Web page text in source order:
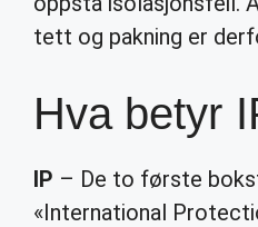
tett og pakning er
Hva betyr
IP – De to første
«International